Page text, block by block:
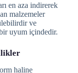
en aza indirerek
malzemeler
ve
uyum içindedir.
haline